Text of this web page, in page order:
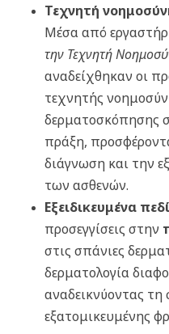
Τεχνητή
Μέσα από
την Τεχνητή
αναδείχθηκαν οι
τεχνητής
δερματοσκόπησης
πράξη,
διάγνωση και την
των ασθενών.
Εξειδικευμένα
προσεγγίσεις στην
στις σπάνιες
δερματολογία
αναδεικνύοντας
εξατομικευμένης